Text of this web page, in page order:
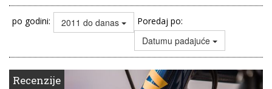
po godini: 2011 do danas Poredaj po:
Datumu padajuće
Recenzije